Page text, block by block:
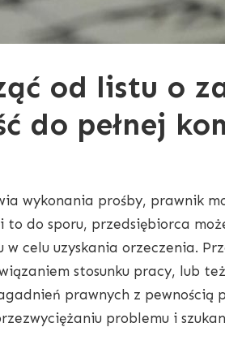
od listu o
do pełnej
wykonania prośby, prawnik
do sporu, przedsiębiorca
w celu uzyskania orzeczenia.
stosunku pracy, lub
prawnych z pewnością
problemu i